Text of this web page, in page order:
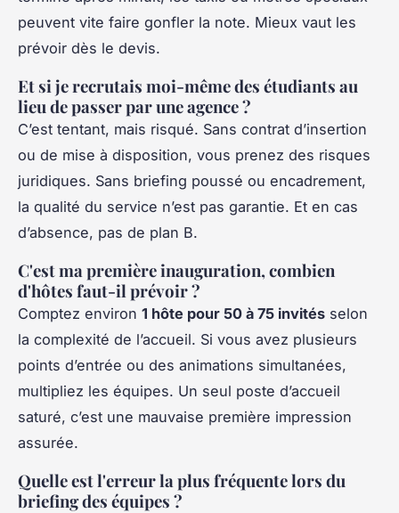
peuvent vite faire gonfler la note. Mieux vaut les
prévoir dès le devis.
Et si je recrutais moi-même des étudiants au
lieu de passer par une agence ?
C’est tentant, mais risqué. Sans contrat d’insertion
ou de mise à disposition, vous prenez des risques
juridiques. Sans briefing poussé ou encadrement,
la qualité du service n’est pas garantie. Et en cas
d’absence, pas de plan B.
C'est ma première inauguration, combien
d'hôtes faut-il prévoir ?
Comptez environ 1 hôte pour 50 à 75 invités selon
la complexité de l’accueil. Si vous avez plusieurs
points d’entrée ou des animations simultanées,
multipliez les équipes. Un seul poste d’accueil
saturé, c’est une mauvaise première impression
assurée.
Quelle est l'erreur la plus fréquente lors du
briefing des équipes ?